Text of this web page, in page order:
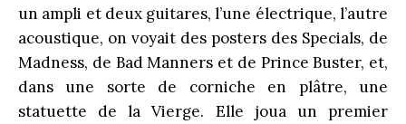
un ampli et deux guitares, l’une électrique, l’autre
acoustique, on voyait des posters des Specials, de
Madness, de Bad Manners et de Prince Buster, et,
dans une sorte de corniche en plâtre, une
statuette de la Vierge. Elle joua un premier